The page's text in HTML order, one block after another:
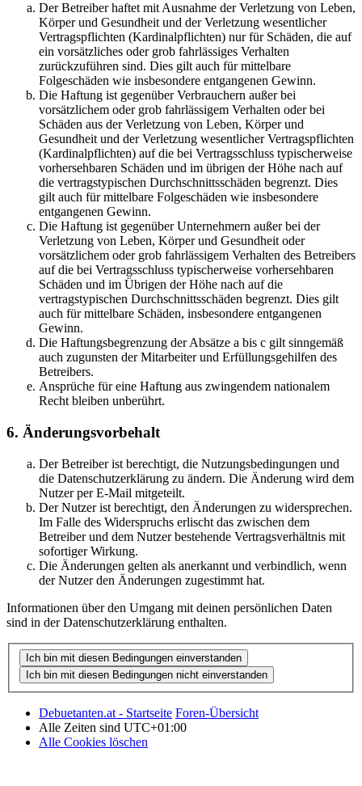
Der Betreiber haftet mit Ausnahme der Verletzung von Leben,
Körper und Gesundheit und der Verletzung wesentlicher
Vertragspflichten (Kardinalpflichten) nur für Schäden, die auf
ein vorsätzliches oder grob fahrlässiges Verhalten
zurückzuführen sind. Dies gilt auch für mittelbare
Folgeschäden wie insbesondere entgangenen Gewinn.
Die Haftung ist gegenüber Verbrauchern außer bei
vorsätzlichem oder grob fahrlässigem Verhalten oder bei
Schäden aus der Verletzung von Leben, Körper und
Gesundheit und der Verletzung wesentlicher Vertragspflichten
(Kardinalpflichten) auf die bei Vertragsschluss typischerweise
vorhersehbaren Schäden und im übrigen der Höhe nach auf
die vertragstypischen Durchschnittsschäden begrenzt. Dies
gilt auch für mittelbare Folgeschäden wie insbesondere
entgangenen Gewinn.
Die Haftung ist gegenüber Unternehmern außer bei der
Verletzung von Leben, Körper und Gesundheit oder
vorsätzlichem oder grob fahrlässigem Verhalten des Betreibers
auf die bei Vertragsschluss typischerweise vorhersehbaren
Schäden und im Übrigen der Höhe nach auf die
vertragstypischen Durchschnittsschäden begrenzt. Dies gilt
auch für mittelbare Schäden, insbesondere entgangenen
Gewinn.
Die Haftungsbegrenzung der Absätze a bis c gilt sinngemäß
auch zugunsten der Mitarbeiter und Erfüllungsgehilfen des
Betreibers.
Ansprüche für eine Haftung aus zwingendem nationalem
Recht bleiben unberührt.
6. Änderungsvorbehalt
Der Betreiber ist berechtigt, die Nutzungsbedingungen und
die Datenschutzerklärung zu ändern. Die Änderung wird dem
Nutzer per E-Mail mitgeteilt.
Der Nutzer ist berechtigt, den Änderungen zu widersprechen.
Im Falle des Widerspruchs erlischt das zwischen dem
Betreiber und dem Nutzer bestehende Vertragsverhältnis mit
sofortiger Wirkung.
Die Änderungen gelten als anerkannt und verbindlich, wenn
der Nutzer den Änderungen zugestimmt hat.
Informationen über den Umgang mit deinen persönlichen Daten
sind in der Datenschutzerklärung enthalten.
Debuetanten.at - Startseite Foren-Übersicht
Alle Zeiten sind UTC+01:00
Alle Cookies löschen